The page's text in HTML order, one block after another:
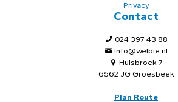
Privacy
Contact
024 397 43 88
info@welbie.nl
Hulsbroek 7
6562 JG Groesbeek
Plan Route